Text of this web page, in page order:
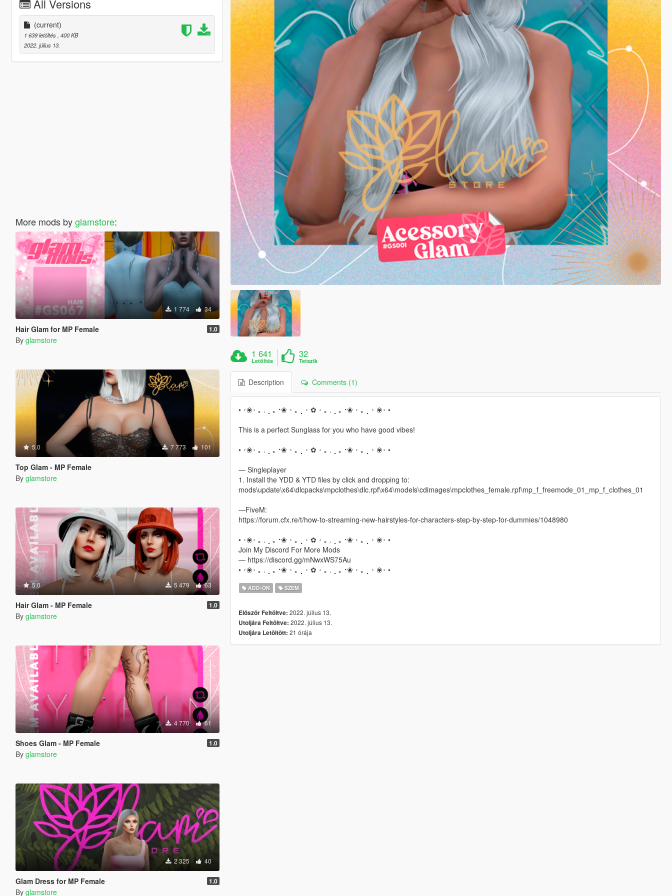
All Versions
(current)
1 639 letöltés , 400 KB
2022. július 13.
More mods byglamstore:
1 774 34
Hair Glam for MP Female 1.0
By glamstore
5.0 7 773 101
Top Glam - MP Female
By glamstore
5.0 5 479 63
Hair Glam - MP Female 1.0
By glamstore
4 770 61
Shoes Glam - MP Female 1.0
By glamstore
2 325 40
Glam Dress for MP Female 1.0
By glamstore
1 641
Letöltés
32
Tetszik
Description Comments (1)
• ･❀･ ｡ . ⡀｡⠐❀ ･ ｡ ⡀･ ✿ ･ ｡ . ⡀｡⠐❀ ･ ｡ ⡀･ ❀･ •
This is a perfect Sunglass for you who have good vibes!
• ･❀･ ｡ . ⡀｡⠐❀ ･ ｡ ⡀･ ✿ ･ ｡ . ⡀｡⠐❀ ･ ｡ ⡀･ ❀･ •
— Singleplayer
1. Install the YDD & YTD files by click and dropping to:
mods\update\x64\dlcpacks\mpclothes\dlc.rpf\x64\models\cdimages\mpclothes_female.rpf\mp_f_freemode_01_mp_f_clothes_01
—FiveM:
https://forum.cfx.re/t/how-to-streaming-new-hairstyles-for-characters-step-by-step-for-dummies/1048980
• ･❀･ ｡ . ⡀｡⠐❀ ･ ｡ ⡀･ ✿ ･ ｡ . ⡀｡⠐❀ ･ ｡ ⡀･ ❀･ •
Join My Discord For More Mods
— https://discord.gg/mNwxWS75Au
• ･❀･ ｡ . ⡀｡⠐❀ ･ ｡ ⡀･ ✿ ･ ｡ . ⡀｡⠐❀ ･ ｡ ⡀･ ❀･ •
ADD-ON SZEM
Először Feltöltve: 2022. július 13.
Utoljára Feltöltve: 2022. július 13.
Utoljára Letöltött: 21 órája